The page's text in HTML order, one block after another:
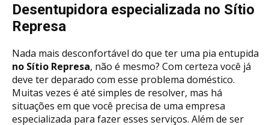
Desentupidora especializada no Sítio
Represa
Nada mais desconfortável do que ter uma pia entupida
no Sítio Represa, não é mesmo? Com certeza você já
deve ter deparado com esse problema doméstico.
Muitas vezes é até simples de resolver, mas há
situações em que você precisa de uma empresa
especializada para fazer esses serviços. Além de ser